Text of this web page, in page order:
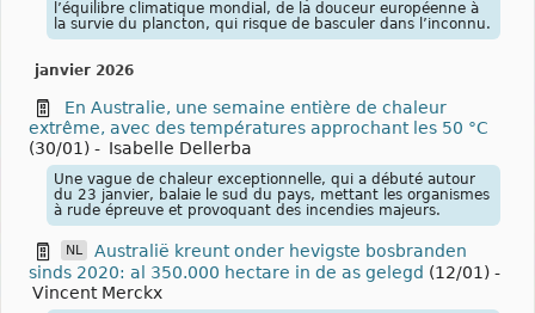
l’équilibre climatique mondial, de la douceur européenne à
la survie du plancton, qui risque de basculer dans l’inconnu.
janvier 2026
En Australie, une semaine entière de chaleur
extrême, avec des températures approchant les 50 °C
(30/01) - Isabelle Dellerba
Une vague de chaleur exceptionnelle, qui a débuté autour
du 23 janvier, balaie le sud du pays, mettant les organismes
à rude épreuve et provoquant des incendies majeurs.
NL
Australië kreunt onder hevigste bosbranden
sinds 2020: al 350.000 hectare in de as gelegd (12/01) -
Vincent Merckx